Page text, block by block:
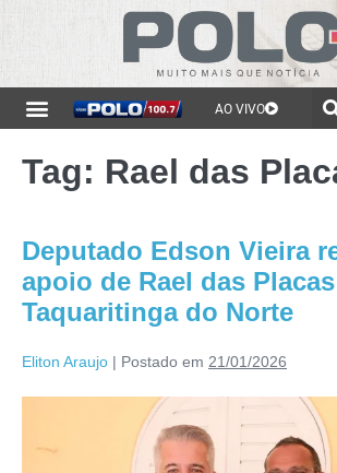
AO VIVO
Tag: Rael das
Deputado Edson Vieira
apoio de Rael das
Taquaritinga do Norte
Eliton Araujo | Postado em 21/01/2026